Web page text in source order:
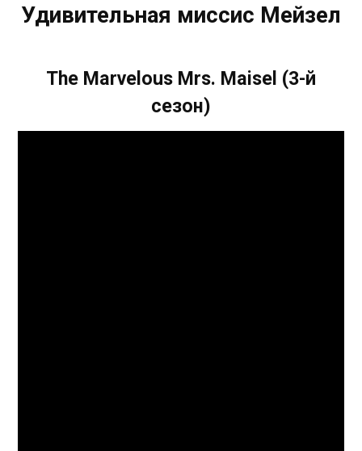
Удивительная миссис Мейзел
The Marvelous Mrs. Maisel (3-й
сезон)